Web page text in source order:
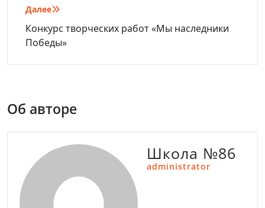
Далее
Конкурс творческих работ «Мы наследники
Победы»
Об авторе
Школа №86
administrator